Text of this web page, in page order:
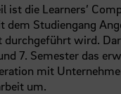
ist die Learners’
dem Studiengang
durchgeführt wird.
7. Semester das
mit
um.